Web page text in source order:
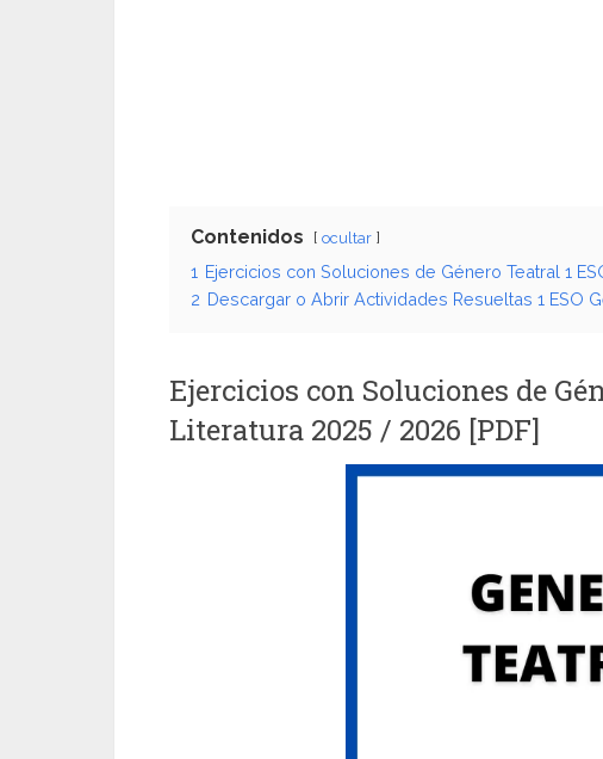
Contenidos ocultar
1 Ejercicios con Soluciones de Género Teatral 1
2 Descargar o Abrir Actividades Resueltas 1 ESO
Ejercicios con Soluciones de
Literatura 2025 / 2026 [PDF]